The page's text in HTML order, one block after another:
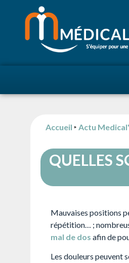
Accueil ‣ Actu
QUELLES
Mauvaises positions
répétition… ;
mal de dos afin de
Les douleurs peuvent